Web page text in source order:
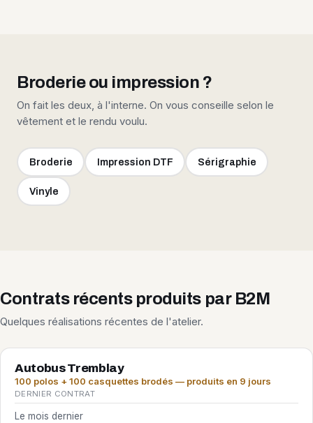
Broderie ou impression ?
On fait les deux, à l'interne. On vous conseille selon le
vêtement et le rendu voulu.
Broderie Impression DTF Sérigraphie
Vinyle
Contrats récents produits par B2M
Quelques réalisations récentes de l'atelier.
Autobus Tremblay
100 polos + 100 casquettes brodés — produits en 9 jours
DERNIER CONTRAT
Le mois dernier